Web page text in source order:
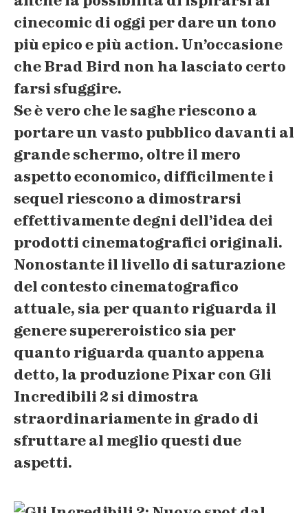
cinecomic di oggi per dareun tono
più epico e più action. Un’occasione
che Brad Bird non ha lasciato certo
farsi sfuggire.
Se è vero che le saghe riescono a
portare un vasto pubblico davanti al
grande schermo, oltre il mero
aspetto economico, difficilmente i
sequel riescono a dimostrarsi
effettivamente degni dell’idea dei
prodotti cinematografici originali.
Nonostante il livello di saturazione
del contesto cinematografico
attuale, sia per quanto riguarda il
genere supereroistico sia per
quanto riguarda quanto appena
detto, la produzionePixarcon Gli
Incredibili 2 si dimostra
straordinariamente in grado di
sfruttare al meglio questi due
aspetti.